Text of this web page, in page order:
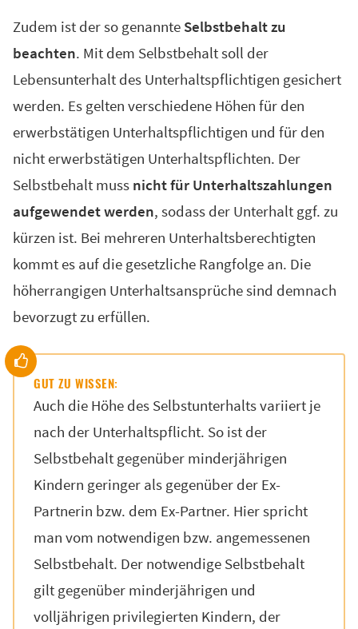
Zudem ist der so genannte Selbstbehalt zu
beachten. Mit dem Selbstbehalt soll der
Lebensunterhalt des Unterhaltspflichtigen gesichert
werden. Es gelten verschiedene Höhen für den
erwerbstätigen Unterhaltspflichtigen und für den
nicht erwerbstätigen Unterhaltspflichten. Der
Selbstbehalt muss nicht für Unterhaltszahlungen
aufgewendet werden, sodass der Unterhalt ggf. zu
kürzen ist. Bei mehreren Unterhaltsberechtigten
kommt es auf die gesetzliche Rangfolge an. Die
höherrangigen Unterhaltsansprüche sind demnach
bevorzugt zu erfüllen.
GUT ZU WISSEN:
Auch die Höhe des Selbstunterhalts variiert je
nach der Unterhaltspflicht. So ist der
Selbstbehalt gegenüber minderjährigen
Kindern geringer als gegenüber der Ex-
Partnerin bzw. dem Ex-Partner. Hier spricht
man vom notwendigen bzw. angemessenen
Selbstbehalt. Der notwendige Selbstbehalt
gilt gegenüber minderjährigen und
volljährigen privilegierten Kindern, der